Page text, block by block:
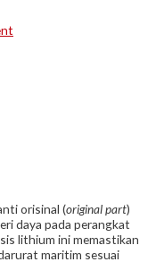
orisinal (original part)
daya pada perangkat
lithium ini memastikan
maritim sesuai